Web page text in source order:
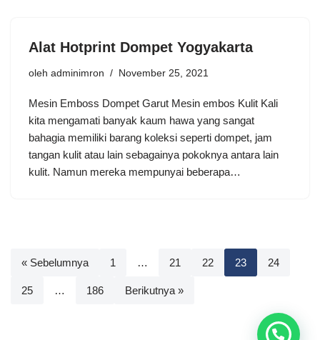
Alat Hotprint Dompet Yogyakarta
oleh adminimron November 25, 2021
Mesin Emboss Dompet Garut Mesin embos Kulit Kali
kita mengamati banyak kaum hawa yang sangat
bahagia memiliki barang koleksi seperti dompet, jam
tangan kulit atau lain sebagainya pokoknya antara lain
kulit. Namun mereka mempunyai beberapa…
« Sebelumnya 1 … 21 22 23 24
25 … 186 Berikutnya »